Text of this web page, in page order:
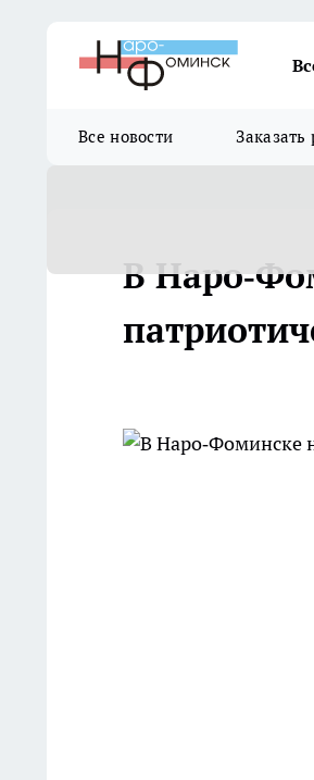
Все новости Заказать
В